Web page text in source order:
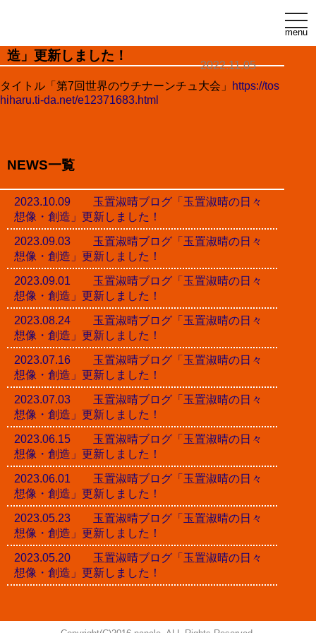
t
o
g
g
menu
造」更新しました！
2022.11.05
タイトル「第7回世界のウチナーンチュ大会」
https://tos
hiharu.ti-da.net/e12371683.html
NEWS一覧
2023.10.09 玉置淑晴ブログ「玉置淑晴の日々
想像・創造」更新しました！
2023.09.03 玉置淑晴ブログ「玉置淑晴の日々
想像・創造」更新しました！
2023.09.01 玉置淑晴ブログ「玉置淑晴の日々
想像・創造」更新しました！
2023.08.24 玉置淑晴ブログ「玉置淑晴の日々
想像・創造」更新しました！
2023.07.16 玉置淑晴ブログ「玉置淑晴の日々
想像・創造」更新しました！
2023.07.03 玉置淑晴ブログ「玉置淑晴の日々
想像・創造」更新しました！
2023.06.15 玉置淑晴ブログ「玉置淑晴の日々
想像・創造」更新しました！
2023.06.01 玉置淑晴ブログ「玉置淑晴の日々
想像・創造」更新しました！
2023.05.23 玉置淑晴ブログ「玉置淑晴の日々
想像・創造」更新しました！
2023.05.20 玉置淑晴ブログ「玉置淑晴の日々
想像・創造」更新しました！